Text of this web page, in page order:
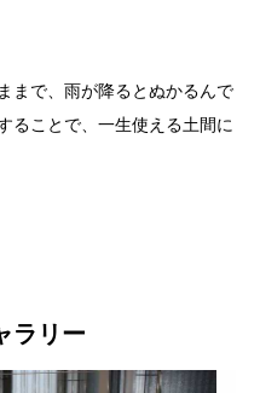
まで、雨が降るとぬかるんで
ることで、一生使える土間に
ラリー